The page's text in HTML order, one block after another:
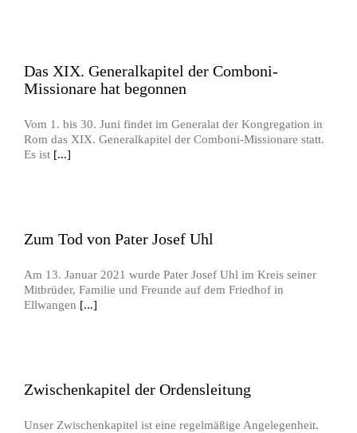
Das XIX. Generalkapitel der Comboni-
Missionare hat begonnen
Vom 1. bis 30. Juni findet im Generalat der Kongregation in
Rom das XIX. Generalkapitel der Comboni-Missionare statt.
Es ist [...]
Zum Tod von Pater Josef Uhl
Am 13. Januar 2021 wurde Pater Josef Uhl im Kreis seiner
Mitbrüder, Familie und Freunde auf dem Friedhof in
Ellwangen [...]
Zwischenkapitel der Ordensleitung
Unser Zwischenkapitel ist eine regelmäßige Angelegenheit.